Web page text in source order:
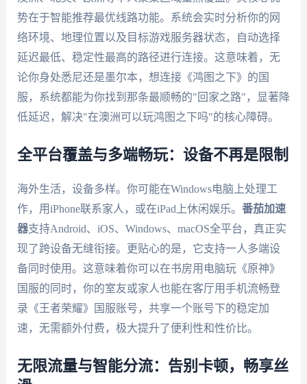
势在于智能推荐最优线路功能。系统会实时分析你的网
络环境、地理位置以及目标游戏服务器状态，自动选择
延迟最低、稳定性最高的路径进行连接。这意味着，无
论你身处悉尼还是墨尔本，想连接《鸿图之下》的国
服，系统都能为你找到那条最顺畅的"回家之路"，显著降
低延迟，解决"在澳洲可以玩鸿图之下吗"的核心障碍。
全平台覆盖与多端畅玩：设备不再是限制
海外生活，设备多样。你可能在Windows电脑上处理工
作，用iPhone联系家人，或在iPad上休闲娱乐。 番茄加速
器支持Android、iOS、Windows、macOS全平台，真正实
现了跨设备无缝衔接。更贴心的是，它支持一人多端设
备同时使用。这意味着你可以在书房用电脑玩《原神》
国服的同时，你的室友或家人也能在客厅用手机流畅登
录《王者荣耀》国服账号，共享一个账号下的稳定加
速，无需额外付费，极大提升了便利性和性价比。
无限流量与智能分流：告别卡顿，畅享丝